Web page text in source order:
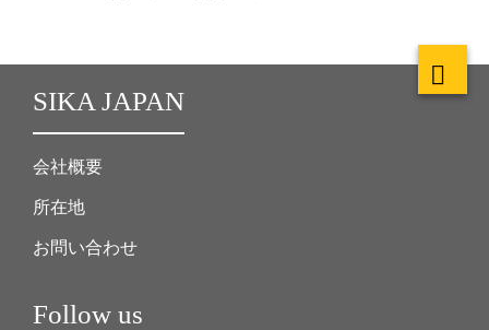
SIKA JAPAN
会社概要
所在地
お問い合わせ
Follow us